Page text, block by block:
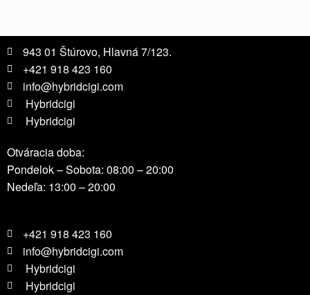
943 01 Štúrovo, Hlavná 7/123.
+421 918 423 160
info@hybridcigi.com
Hybridcigi
Hybridcigi
Otváracia doba:
Pondelok – Sobota: 08:00 – 20:00
Nedeľa: 13:00 – 20:00
+421 918 423 160
info@hybridcigi.com
Hybridcigi
Hybridcigi